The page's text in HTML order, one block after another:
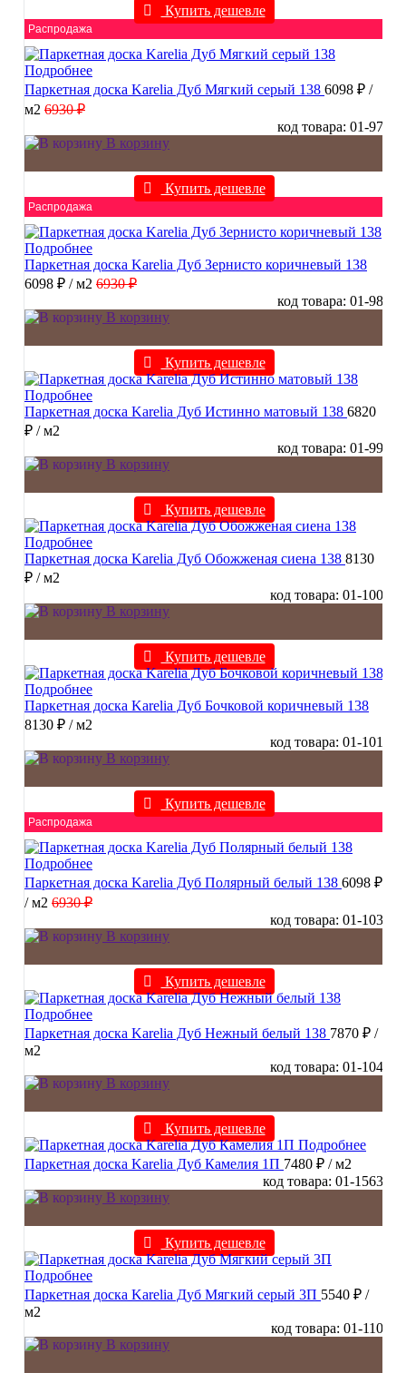
Купить дешевле
Распродажа
Подробнее
Паркетная доска Karelia Дуб Мягкий серый 138 6098 ₽ /
м2 6930 ₽
код товара: 01-97
В корзину
Купить дешевле
Распродажа
Подробнее
Паркетная доска Karelia Дуб Зернисто коричневый 138
6098 ₽ / м2 6930 ₽
код товара: 01-98
В корзину
Купить дешевле
Подробнее
Паркетная доска Karelia Дуб Истинно матовый 138 6820
₽ / м2
код товара: 01-99
В корзину
Купить дешевле
Подробнее
Паркетная доска Karelia Дуб Обожженая сиена 138 8130
₽ / м2
код товара: 01-100
В корзину
Купить дешевле
Подробнее
Паркетная доска Karelia Дуб Бочковой коричневый 138
8130 ₽ / м2
код товара: 01-101
В корзину
Купить дешевле
Распродажа
Подробнее
Паркетная доска Karelia Дуб Полярный белый 138 6098 ₽
/ м2 6930 ₽
код товара: 01-103
В корзину
Купить дешевле
Подробнее
Паркетная доска Karelia Дуб Нежный белый 138 7870 ₽ /
м2
код товара: 01-104
В корзину
Купить дешевле
Подробнее
Паркетная доска Karelia Дуб Камелия 1П 7480 ₽ / м2
код товара: 01-1563
В корзину
Купить дешевле
Подробнее
Паркетная доска Karelia Дуб Мягкий серый 3П 5540 ₽ /
м2
код товара: 01-110
В корзину